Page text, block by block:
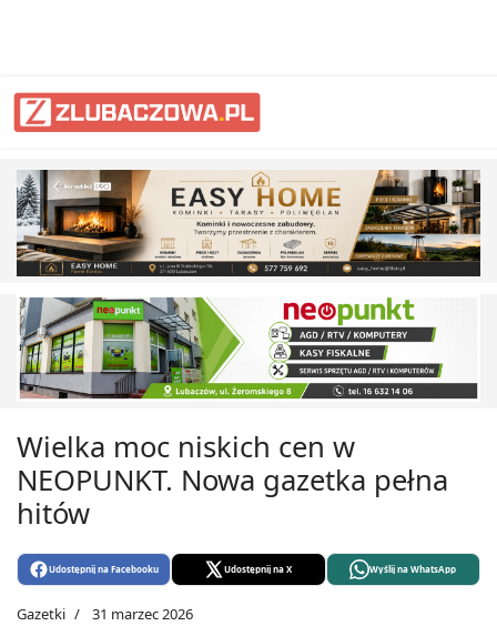
Wielka moc niskich cen w
NEOPUNKT. Nowa gazetka pełna
hitów
Udostępnij na Facebooku Udostępnij na X Wyślij na WhatsApp
Gazetki 31 marzec 2026